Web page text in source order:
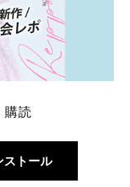
購読
ストール